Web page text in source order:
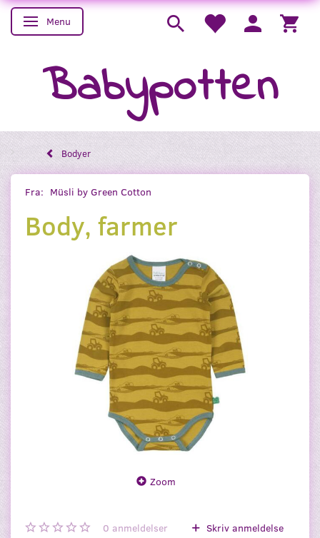
Skifte navigation
Menu
Babypotten
Bodyer
Fra: Müsli by Green Cotton
Body, farmer
Zoom
0 anmeldelser Skriv anmeldelse